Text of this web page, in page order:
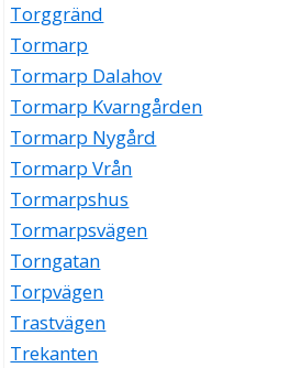
Torggränd
Tormarp
Tormarp Dalahov
Tormarp Kvarngården
Tormarp Nygård
Tormarp Vrån
Tormarpshus
Tormarpsvägen
Torngatan
Torpvägen
Trastvägen
Trekanten